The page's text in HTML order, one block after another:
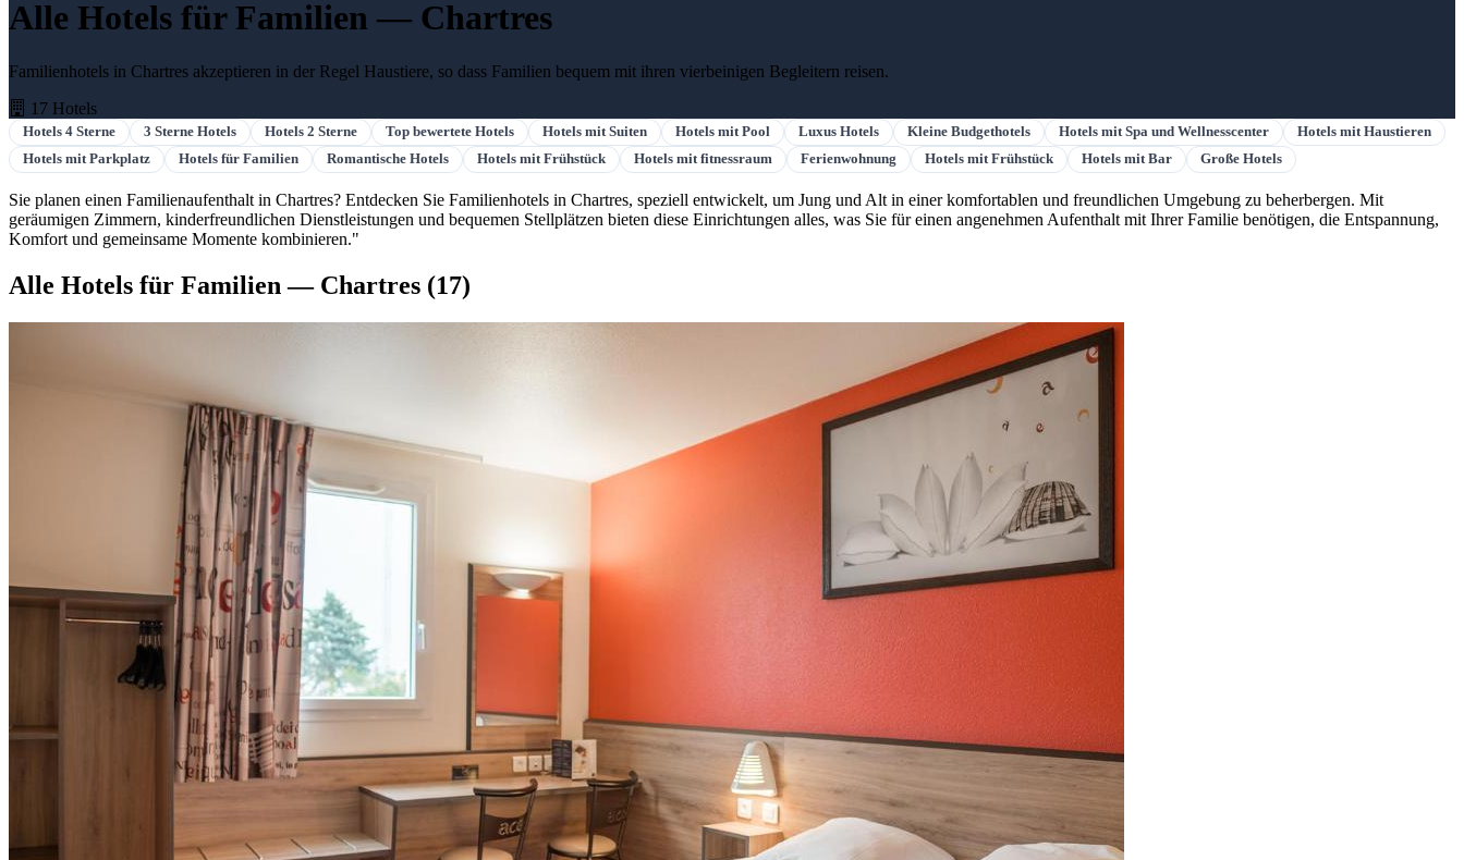
Alle Hotels für Familien — Chartres
Familienhotels in Chartres akzeptieren in der Regel Haustiere, so dass Familien bequem mit ihren vierbeinigen Begleitern reisen.
17 Hotels
Hotels 4 Sterne 3 Sterne Hotels Hotels 2 Sterne Top bewertete Hotels Hotels mit Suiten Hotels mit Pool Luxus Hotels Kleine Budgethotels Hotels mit Spa und Wellnesscenter
Hotels mit Haustieren
Hotels mit Parkplatz
Hotels für Familien Romantische Hotels Hotels mit Frühstück Hotels mit fitnessraum Ferienwohnung Hotels mit Frühstück Hotels mit Bar Große Hotels
Sie planen einen Familienaufenthalt in Chartres? Entdecken Sie Familienhotels in Chartres, speziell entwickelt, um Jung und Alt in einer komfortablen und freundlichen Umgebung zu beherbergen. Mit
geräumigen Zimmern, kinderfreundlichen Dienstleistungen und bequemen Stellplätzen bieten diese Einrichtungen alles, was Sie für einen angenehmen Aufenthalt mit Ihrer Familie benötigen, die Entspannung,
Komfort und gemeinsame Momente kombinieren."
Alle Hotels für Familien — Chartres (17)